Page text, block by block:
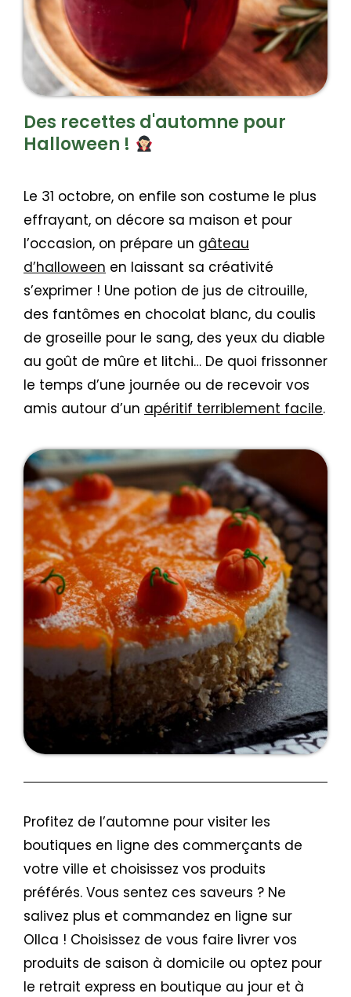
Des recettes d'automne pour
Halloween !
Le 31 octobre, on enfile son costume le plus
effrayant, on décore sa maison et pour
l’occasion, on prépare un gâteau
d’halloween en laissant sa créativité
s’exprimer ! Une potion de jus de citrouille,
des fantômes en chocolat blanc, du coulis
de groseille pour le sang, des yeux du diable
au goût de mûre et litchi… De quoi frissonner
le temps d’une journée ou de recevoir vos
amis autour d’un apéritif terriblement facile.
Profitez de l’automne pour visiter les
boutiques en ligne des commerçants de
votre ville et choisissez vos produits
préférés. Vous sentez ces saveurs ? Ne
salivez plus et commandez en ligne sur
Ollca ! Choisissez de vous faire livrer vos
produits de saison à domicile ou optez pour
le retrait express en boutique au jour et à